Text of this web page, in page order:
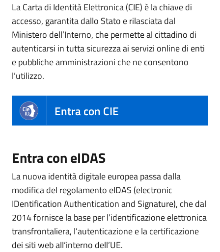
La Carta di Identità Elettronica (CIE) è la chiave di
accesso, garantita dallo Stato e rilasciata dal
Ministero dell’Interno, che permette al cittadino di
autenticarsi in tutta sicurezza ai servizi online di enti
e pubbliche amministrazioni che ne consentono
l’utilizzo.
Entra con CIE
Entra con eIDAS
La nuova identità digitale europea passa dalla
modifica del regolamento eIDAS (electronic
IDentification Authentication and Signature), che dal
2014 fornisce la base per l’identificazione elettronica
transfrontaliera, l’autenticazione e la certificazione
dei siti web all’interno dell’UE.